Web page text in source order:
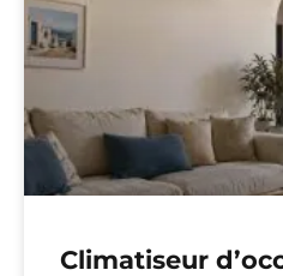
Climatiseur